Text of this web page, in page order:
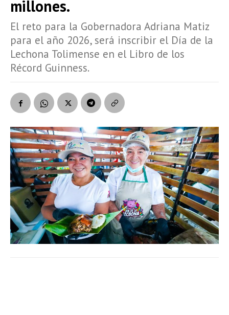
millones.
El reto para la Gobernadora Adriana Matiz
para el año 2026, será inscribir el Día de la
Lechona Tolimense en el Libro de los
Récord Guinness.